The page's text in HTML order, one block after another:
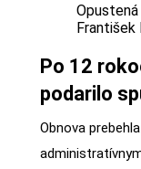
František
Po 12
podarilo
Obnova